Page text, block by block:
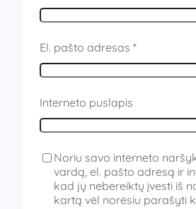
El. pašto adresas *
Interneto puslapis
Noriu savo interneto
vardą, el. pašto adresą ir
kad jų nebereiktų įvesti iš
kartą vėl norėsiu parašyti